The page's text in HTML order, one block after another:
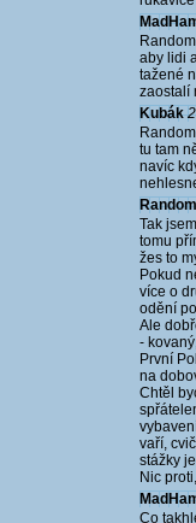
aby lidi
tažené
zaostalí
Kubák
tu tam
navíc
Random
Tak
tomu
žes to
Pokud
více o
odění
Ale
-
První
na
Chtěl
vaří,
stážky
Nic
Co